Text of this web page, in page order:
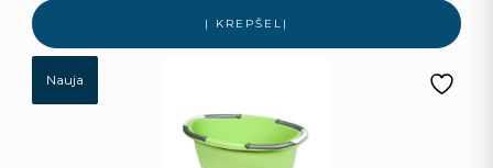
Į KREPŠELĮ
Nauja